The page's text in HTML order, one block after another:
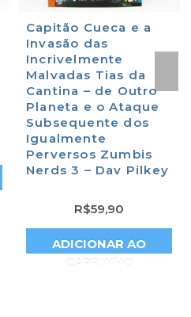
Capitão Cueca e a
Invasão das
Incrivelmente
Malvadas Tias da
Cantina – de Outro
Planeta e o Ataque
Subsequente dos
Igualmente
Perversos Zumbis
Nerds 3 – Dav Pilkey
R$59,90
ADICIONAR AO
CARRINHO